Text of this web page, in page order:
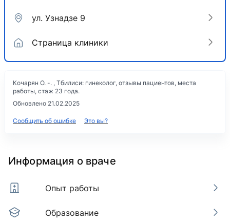
ул. Узнадзе 9
Страница клиники
Кочарян О. -. , Тбилиси: гинеколог, отзывы пациентов, места
работы, стаж 23 года.
Обновлено 21.02.2025
Сообщить об ошибке Это вы?
Информация о враче
Опыт работы
Образование